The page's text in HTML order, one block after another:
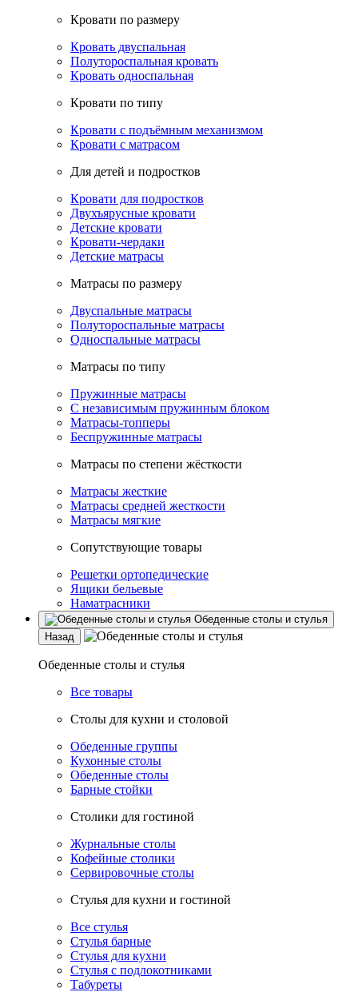
Кровати по размеру
Кровать двуспальная
Полутороспальная кровать
Кровать односпальная
Кровати по типу
Кровати с подъёмным механизмом
Кровати с матрасом
Для детей и подростков
Кровати для подростков
Двухъярусные кровати
Детские кровати
Кровати-чердаки
Детские матрасы
Матрасы по размеру
Двуспальные матрасы
Полутороспальные матрасы
Односпальные матрасы
Матрасы по типу
Пружинные матрасы
С независимым пружинным блоком
Матрасы-топперы
Беспружинные матрасы
Матрасы по степени жёсткости
Матрасы жесткие
Матрасы средней жесткости
Матрасы мягкие
Сопутствующие товары
Решетки ортопедические
Ящики бельевые
Наматрасники
Обеденные столы и стулья
Назад
Обеденные столы и стулья
Все товары
Столы для кухни и столовой
Обеденные группы
Кухонные столы
Обеденные столы
Барные стойки
Столики для гостиной
Журнальные столы
Кофейные столики
Сервировочные столы
Стулья для кухни и гостиной
Все стулья
Стулья барные
Стулья для кухни
Стулья с подлокотниками
Табуреты